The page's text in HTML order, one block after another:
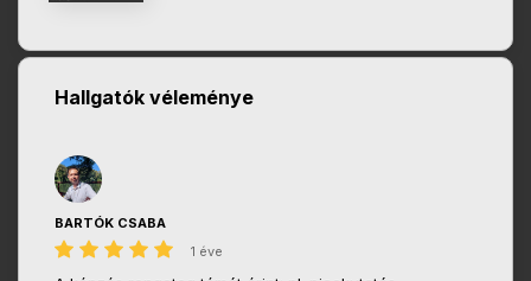
Hallgatók véleménye
BARTÓK CSABA
1 éve